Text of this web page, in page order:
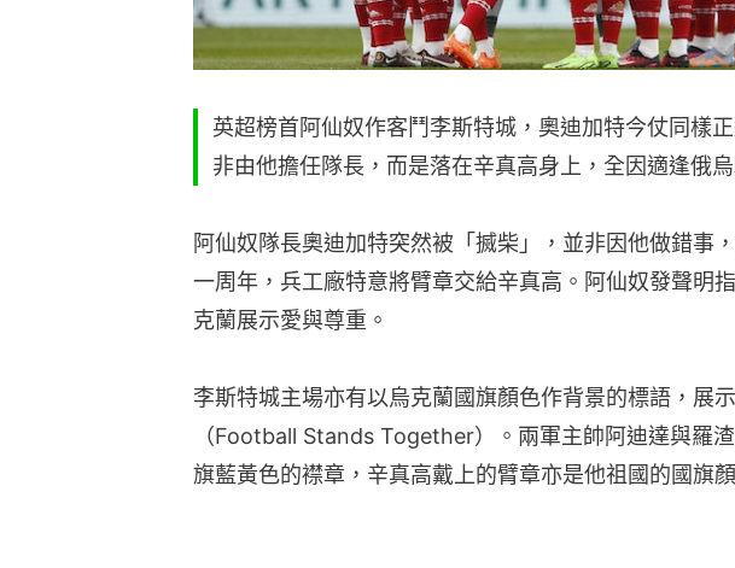
英超榜首阿仙奴作客鬥李斯特城，奧迪加特今仗同樣
非由他擔任隊長，而是落在辛真高身上，全因適逢俄
阿仙奴隊長奧迪加特突然被「搣柴」，並非因他做錯事
一周年，兵工廠特意將臂章交給辛真高。阿仙奴發聲明
克蘭展示愛與尊重。
李斯特城主場亦有以烏克蘭國旗顏色作背景的標語，展
（Football Stands Together）。兩軍主帥阿迪達與羅
旗藍黃色的襟章，辛真高戴上的臂章亦是他祖國的國旗顏